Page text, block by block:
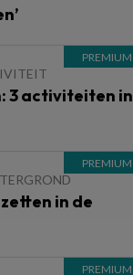
3 activiteiten in
in de